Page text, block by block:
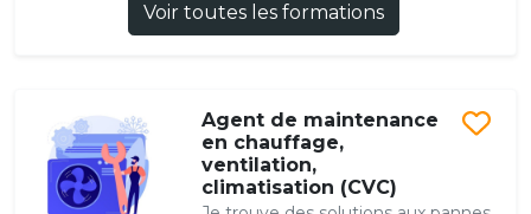
Voir toutes les formations
Agent de maintenance
en chauffage,
ventilation,
climatisation (CVC)